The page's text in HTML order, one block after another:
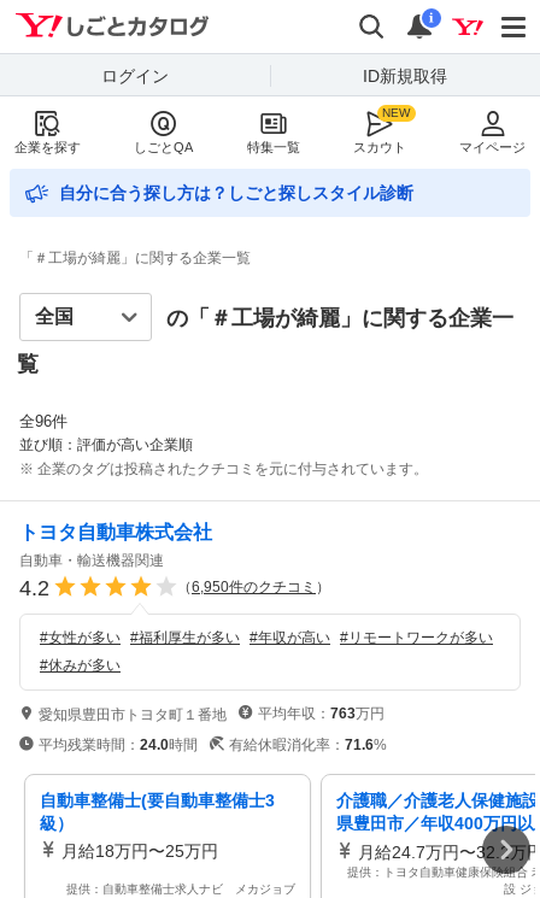
Yahoo!しごとカタログ
検索
通知
i
ログイン ID新規取得
企業を探す しごとQA 特集一覧 スカウト マイページ
自分に合う探し方は？しごと探しスタイル診断
「＃工場が綺麗」に関する企業一覧
の「＃工場が綺麗 」に関する企業一
覧
全96件
並び順：評価が高い企業順
※ 企業のタグは投稿されたクチコミを元に付与されています。
トヨタ自動車株式会社
自動車・輸送機器関連
4.2 （6,950件のクチコミ ）
#女性が多い #福利厚生が多い #年収が高い #リモートワークが多い
#休みが多い
愛知県豊田市トヨタ町１番地 平均年収： 763万円
平均残業時間： 24.0時間 有給休暇消化率： 71.6%
自動車整備士(要自動車整備士3
級）
月給18万円〜25万円
提供：自動車整備士求人ナビ メカジョブ
介護職／介護老人保健施
県豊田市／年収400万円以
賞与あり／休日123日以上
月給24.7万円〜32.2万
提供：トヨタ自動車健康保険組合
設 ジ